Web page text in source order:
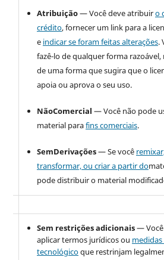
Atribuição— Você deve atribuiro
crédito, fornecer um link para a
e indicar se foram feitas alterações.
fazê-lo de qualquer forma razoável,
de uma forma que sugira que o
apoia ou aprova o seu uso.
NãoComercial — Você não pode
material parafins comerciais.
SemDerivações— Se você
transformar, ou criar a partir do
pode distribuir o material
Sem restrições adicionais—
aplicar termos jurídicos ou
tecnológicoque restrinjam